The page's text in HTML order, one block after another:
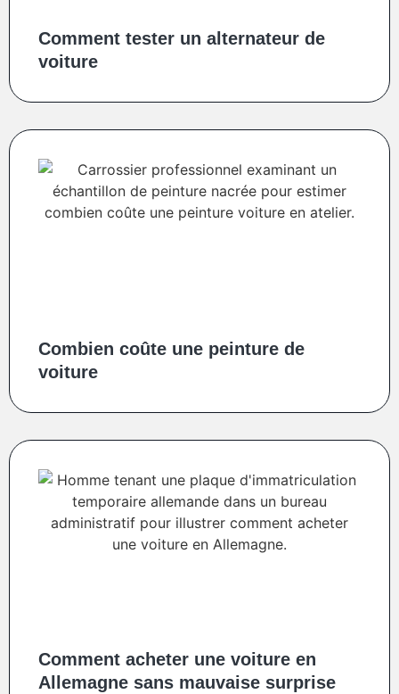
Comment tester un alternateur de
voiture
Combien coûte une peinture de
voiture
Comment acheter une voiture en
Allemagne sans mauvaise surprise